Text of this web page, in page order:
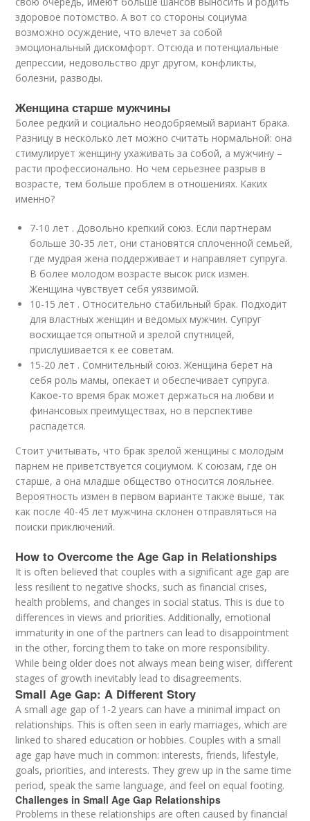
здоровое потомство. А вот со стороны социума
возможно осуждение, что влечет за собой
эмоциональный дискомфорт. Отсюда и потенциальные
депрессии, недовольство друг другом, конфликты,
болезни, разводы.
Женщина старше мужчины
Более редкий и социально неодобряемый вариант брака.
Разницу в несколько лет можно считать нормальной: она
стимулирует женщину ухаживать за собой, а мужчину –
расти профессионально. Но чем серьезнее разрыв в
возрасте, тем больше проблем в отношениях. Каких
именно?
7-10 лет . Довольно крепкий союз. Если партнерам
больше 30-35 лет, они становятся сплоченной семьей,
где мудрая жена поддерживает и направляет супруга.
В более молодом возрасте высок риск измен.
Женщина чувствует себя уязвимой.
10-15 лет . Относительно стабильный брак. Подходит
для властных женщин и ведомых мужчин. Супруг
восхищается опытной и зрелой спутницей,
прислушивается к ее советам.
15-20 лет . Сомнительный союз. Женщина берет на
себя роль мамы, опекает и обеспечивает супруга.
Какое-то время брак может держаться на любви и
финансовых преимуществах, но в перспективе
распадется.
Стоит учитывать, что брак зрелой женщины с молодым
парнем не приветствуется социумом. К союзам, где он
старше, а она младше общество относится лояльнее.
Вероятность измен в первом варианте также выше, так
как после 40-45 лет мужчина склонен отправляться на
поиски приключений.
How to Overcome the Age Gap in Relationships
It is often believed that couples with a significant age gap are
less resilient to negative shocks, such as financial crises,
health problems, and changes in social status. This is due to
differences in views and priorities. Additionally, emotional
immaturity in one of the partners can lead to disappointment
in the other, forcing them to take on more responsibility.
While being older does not always mean being wiser, different
stages of growth inevitably lead to disagreements.
Small Age Gap: A Different Story
A small age gap of 1-2 years can have a minimal impact on
relationships. This is often seen in early marriages, which are
linked to shared education or hobbies. Couples with a small
age gap have much in common: interests, friends, lifestyle,
goals, priorities, and interests. They grew up in the same time
period, speak the same language, and feel on equal footing.
Challenges in Small Age Gap Relationships
Problems in these relationships are often caused by financial